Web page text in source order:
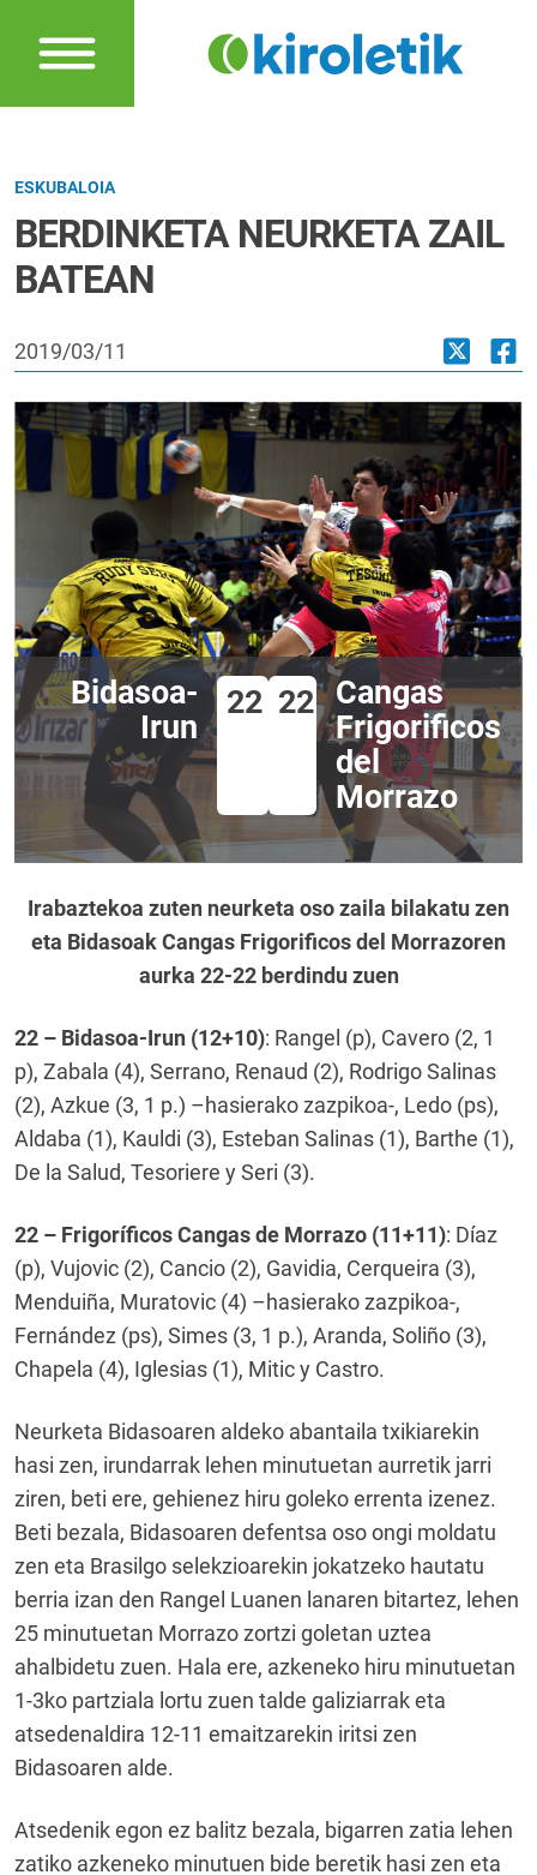
ESKUBALOIA
BERDINKETA NEURKETA ZAIL
BATEAN
2019/03/11
Bidasoa-
Irun
22 22 Cangas
Frigorificos
del
Morrazo
Irabaztekoa zuten neurketa oso zaila bilakatu zen
eta Bidasoak Cangas Frigorificos del Morrazoren
aurka 22-22 berdindu zuen
22 – Bidasoa-Irun (12+10): Rangel (p), Cavero (2, 1
p), Zabala (4), Serrano, Renaud (2), Rodrigo Salinas
(2), Azkue (3, 1 p.) –hasierako zazpikoa-, Ledo (ps),
Aldaba (1), Kauldi (3), Esteban Salinas (1), Barthe (1),
De la Salud, Tesoriere y Seri (3).
22 – Frigoríficos Cangas de Morrazo (11+11): Díaz
(p), Vujovic (2), Cancio (2), Gavidia, Cerqueira (3),
Menduiña, Muratovic (4) –hasierako zazpikoa-,
Fernández (ps), Simes (3, 1 p.), Aranda, Soliño (3),
Chapela (4), Iglesias (1), Mitic y Castro.
Neurketa Bidasoaren aldeko abantaila txikiarekin
hasi zen, irundarrak lehen minutuetan aurretik jarri
ziren, beti ere, gehienez hiru goleko errenta izenez.
Beti bezala, Bidasoaren defentsa oso ongi moldatu
zen eta Brasilgo selekzioarekin jokatzeko hautatu
berria izan den Rangel Luanen lanaren bitartez, lehen
25 minutuetan Morrazo zortzi goletan uztea
ahalbidetu zuen. Hala ere, azkeneko hiru minutuetan
1-3ko partziala lortu zuen talde galiziarrak eta
atsedenaldira 12-11 emaitzarekin iritsi zen
Bidasoaren alde.
Atsedenik egon ez balitz bezala, bigarren zatia lehen
zatiko azkeneko minutuen bide beretik hasi zen eta